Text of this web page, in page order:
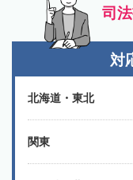
司
対
北海道・東北
関東